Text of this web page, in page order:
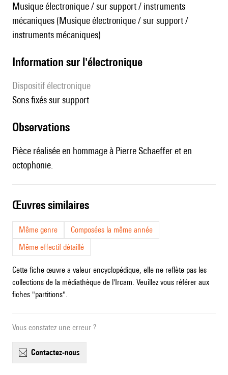
Musique électronique / sur support / instruments
mécaniques (Musique électronique / sur support /
instruments mécaniques)
Information sur l'électronique
Dispositif électronique
sons fixés sur support
observations
Pièce réalisée en hommage à Pierre Schaeffer et en
octophonie.
œuvres similaires
Même genre
Composées la même année
Même effectif détaillé
Cette fiche œuvre a valeur encyclopédique, elle ne reflète pas les
collections de la médiathèque de l'Ircam. Veuillez vous référer aux
fiches "partitions".
Vous constatez une erreur ?
contactez-nous